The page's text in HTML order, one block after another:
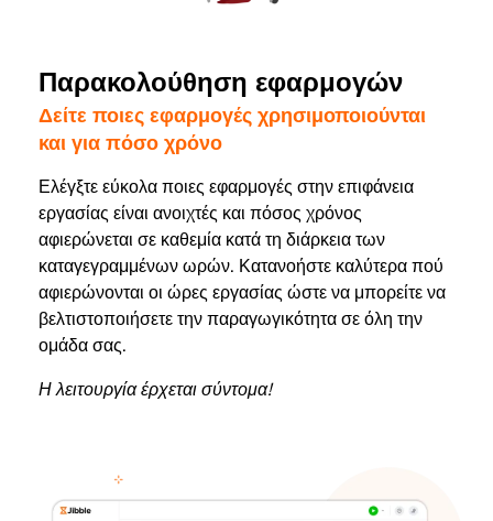
Παρακολούθηση εφαρμογών
Δείτε ποιες εφαρμογές χρησιμοποιούνται
και για πόσο χρόνο
Ελέγξτε εύκολα ποιες εφαρμογές στην επιφάνεια
εργασίας είναι ανοιχτές και πόσος χρόνος
αφιερώνεται σε καθεμία κατά τη διάρκεια των
καταγεγραμμένων ωρών. Κατανοήστε καλύτερα πού
αφιερώνονται οι ώρες εργασίας ώστε να μπορείτε να
βελτιστοποιήσετε την παραγωγικότητα σε όλη την
ομάδα σας.
Η λειτουργία έρχεται σύντομα!